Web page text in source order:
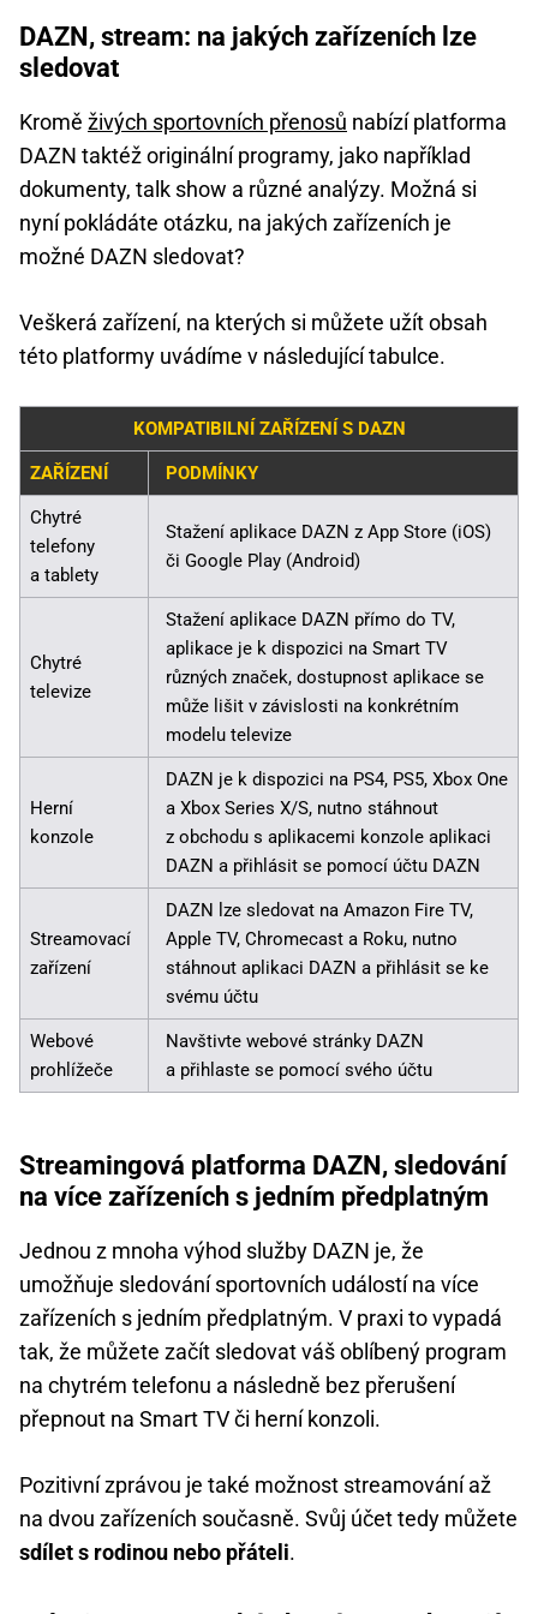
DAZN, stream: na jakých zařízeních lze
sledovat
Kromě živých sportovních přenosů nabízí platforma
DAZN taktéž originální programy, jako například
dokumenty, talk show a různé analýzy. Možná si
nyní pokládáte otázku, na jakých zařízeních je
možné DAZN sledovat?
Veškerá zařízení, na kterých si můžete užít obsah
této platformy uvádíme v následující tabulce.
KOMPATIBILNÍ ZAŘÍZENÍ S DAZN
ZAŘÍZENÍ PODMÍNKY
Chytré
telefony
a tablety
Stažení aplikace DAZN z App Store (iOS)
či Google Play (Android)
Chytré
televize
Stažení aplikace DAZN přímo do TV,
aplikace je k dispozici na Smart TV
různých značek, dostupnost aplikace se
může lišit v závislosti na konkrétním
modelu televize
Herní
konzole
DAZN je k dispozici na PS4, PS5, Xbox One
a Xbox Series X/S, nutno stáhnout
z obchodu s aplikacemi konzole aplikaci
DAZN a přihlásit se pomocí účtu DAZN
Streamovací
zařízení
DAZN lze sledovat na Amazon Fire TV,
Apple TV, Chromecast a Roku, nutno
stáhnout aplikaci DAZN a přihlásit se ke
svému účtu
Webové
prohlížeče
Navštivte webové stránky DAZN
a přihlaste se pomocí svého účtu
Streamingová platforma DAZN, sledování
na více zařízeních s jedním předplatným
Jednou z mnoha výhod služby DAZN je, že
umožňuje sledování sportovních událostí na více
zařízeních s jedním předplatným. V praxi to vypadá
tak, že můžete začít sledovat váš oblíbený program
na chytrém telefonu a následně bez přerušení
přepnout na Smart TV či herní konzoli.
Pozitivní zprávou je také možnost streamování až
na dvou zařízeních současně. Svůj účet tedy můžete
sdílet s rodinou nebo přáteli.